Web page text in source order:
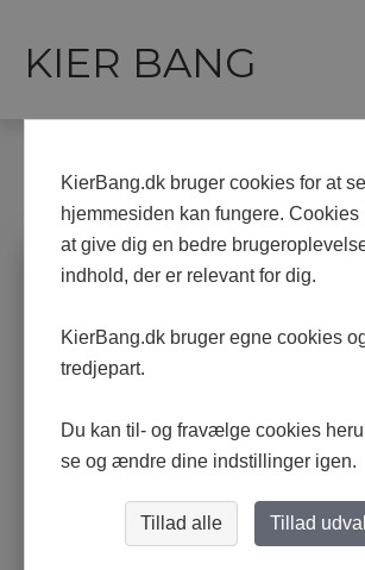
KIER BANG
MALERIER
KierBang.dk bruger cookies for at
hjemmesiden kan fungere.
at give dig en bedre
indhold, der er relevant for dig.
KierBang.dk bruger egne cookies
tredjepart.
Du kan til- og fravælge cookies
se og ændre dine indstillinger igen.
Tillad alle Tillad